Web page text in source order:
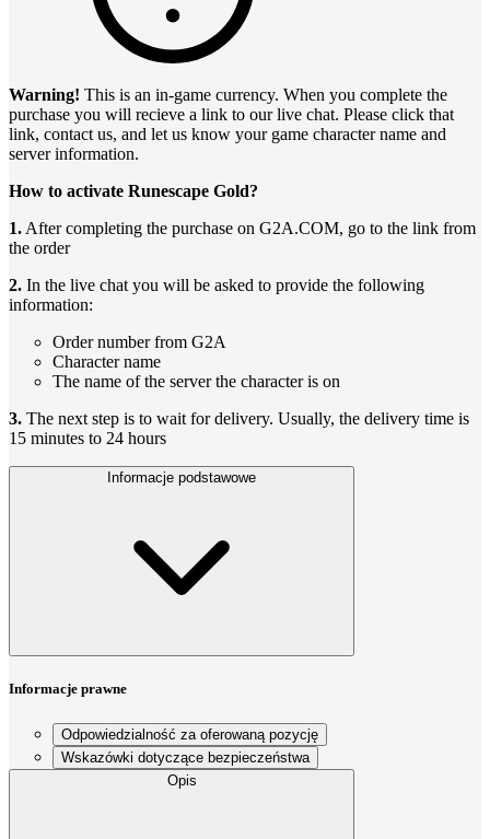
Warning! This is an in-game currency. When you complete the
purchase you will recieve a link to our live chat. Please click that
link, contact us, and let us know your game character name and
server information.
How to activate Runescape Gold?
1. After completing the purchase on G2A.COM, go to the link from
the order
2. In the live chat you will be asked to provide the following
information:
Order number from G2A
Character name
The name of the server the character is on
3. The next step is to wait for delivery. Usually, the delivery time is
15 minutes to 24 hours
Informacje podstawowe
Informacje prawne
Odpowiedzialność za oferowaną pozycję
Wskazówki dotyczące bezpieczeństwa
Opis